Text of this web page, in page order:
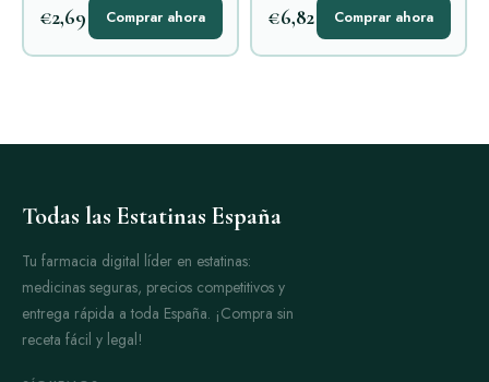
€2,69 Comprar ahora €6,82 Comprar ahora
Todas las Estatinas España
Tu farmacia digital líder en estatinas:
medicinas seguras, precios competitivos y
entrega rápida a toda España. ¡Compra sin
receta fácil y legal!